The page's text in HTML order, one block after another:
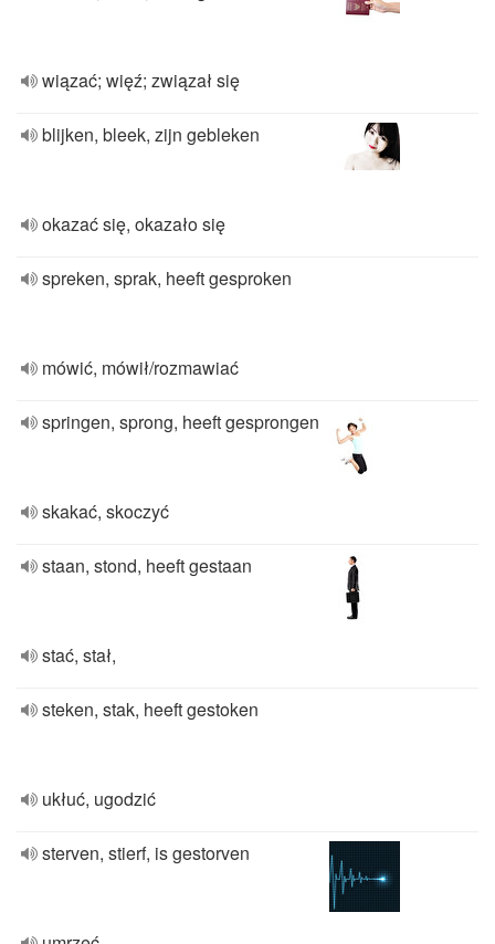
wiązać; więź; związał się
blijken, bleek, zijn gebleken
okazać się, okazało się
spreken, sprak, heeft gesproken
mówić, mówił/rozmawiać
springen, sprong, heeft gesprongen
skakać, skoczyć
staan, stond, heeft gestaan
stać, stał,
steken, stak, heeft gestoken
ukłuć, ugodzić
sterven, stierf, is gestorven